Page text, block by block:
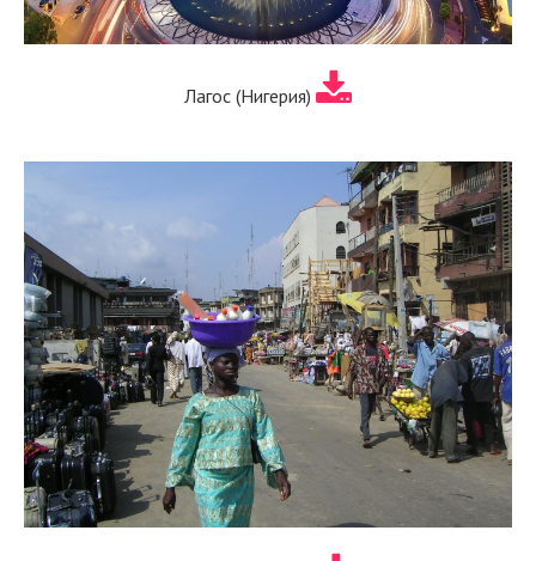
Лагос (Нигерия)